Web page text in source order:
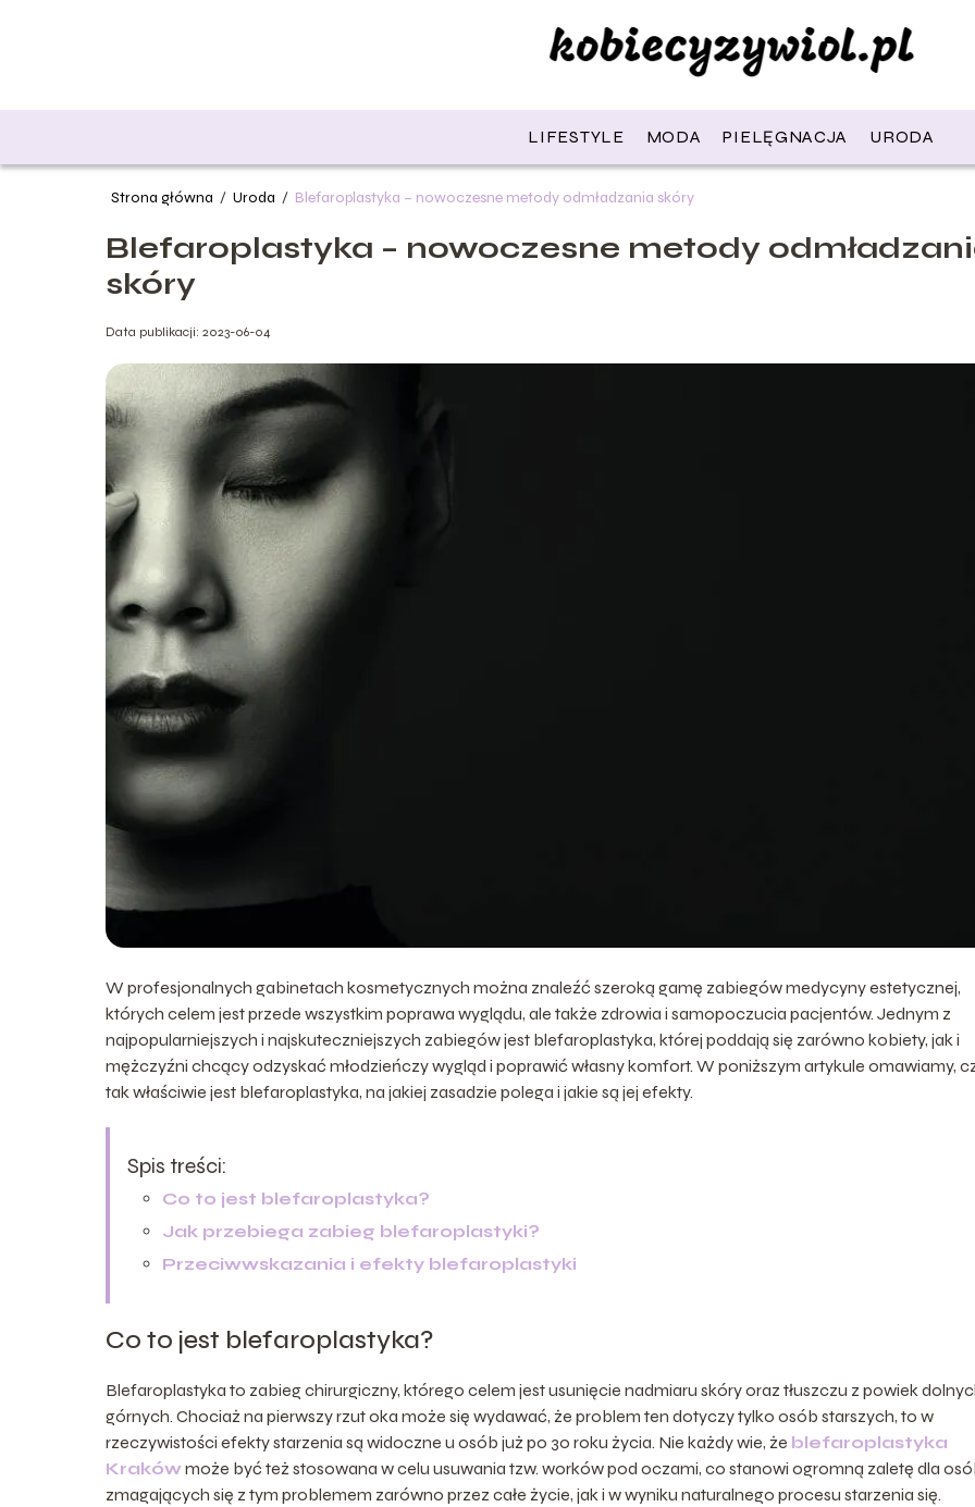
LIFESTYLE MODA PIELĘGNACJA URODA
Strona główna / Uroda / Blefaroplastyka – nowoczesne metody odmładzania skóry
Blefaroplastyka – nowoczesne metody
skóry
Data publikacji: 2023-06-04
W profesjonalnych gabinetach kosmetycznych można znaleźć szeroką gamę zabiegów medycyny estetycznej,
których celem jest przede wszystkim poprawa wyglądu, ale także zdrowia i samopoczucia pacjentów. Jednym z
najpopularniejszych i najskuteczniejszych zabiegów jest blefaroplastyka, której poddają się zarówno kobiety, jak i
mężczyźni chcący odzyskać młodzieńczy wygląd i poprawić własny komfort. W poniższym artykule omawiamy,
tak właściwie jest blefaroplastyka, na jakiej zasadzie polega i jakie są jej efekty.
Spis treści:
Co to jest blefaroplastyka?
Jak przebiega zabieg blefaroplastyki?
Przeciwwskazania i efekty blefaroplastyki
Co to jest blefaroplastyka?
Blefaroplastyka to zabieg chirurgiczny, którego celem jest usunięcie nadmiaru skóry oraz tłuszczu z powiek
górnych. Chociaż na pierwszy rzut oka może się wydawać, że problem ten dotyczy tylko osób starszych, to w
rzeczywistości efekty starzenia są widoczne u osób już po 30 roku życia. Nie każdy wie, że blefaroplastyka
Krakówmoże być też stosowana w celu usuwania tzw. worków pod oczami, co stanowi ogromną zaletę dla
zmagających się z tym problemem zarówno przez całe życie, jak i w wyniku naturalnego procesu starzenia się.